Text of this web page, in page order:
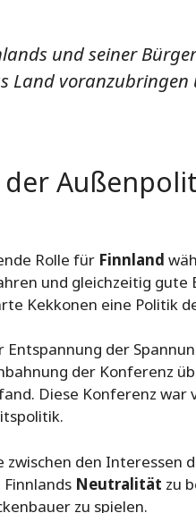
und seiner
Land voranzubringen
der
Rolle für Finnland
und gleichzeitig gute
Kekkonen eine Politik
der
der Konferenz
Diese Konferenz war
den Interessen
Neutralität zu
zu spielen.